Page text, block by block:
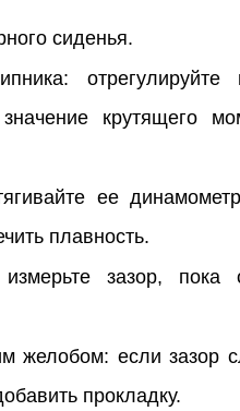
сиденья.
отрегулируйте
крутящего
ее
плавность.
зазор, пока
желобом: если зазор
прокладку.